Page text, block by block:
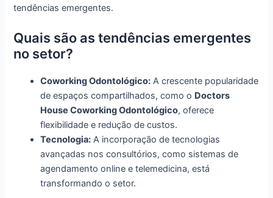
tendências emergentes.
Quais são as tendências emergentes
no setor?
Coworking Odontológico: A crescente popularidade
de espaços compartilhados, como o Doctors
House Coworking Odontológico, oferece
flexibilidade e redução de custos.
Tecnologia: A incorporação de tecnologias
avançadas nos consultórios, como sistemas de
agendamento online e telemedicina, está
transformando o setor.